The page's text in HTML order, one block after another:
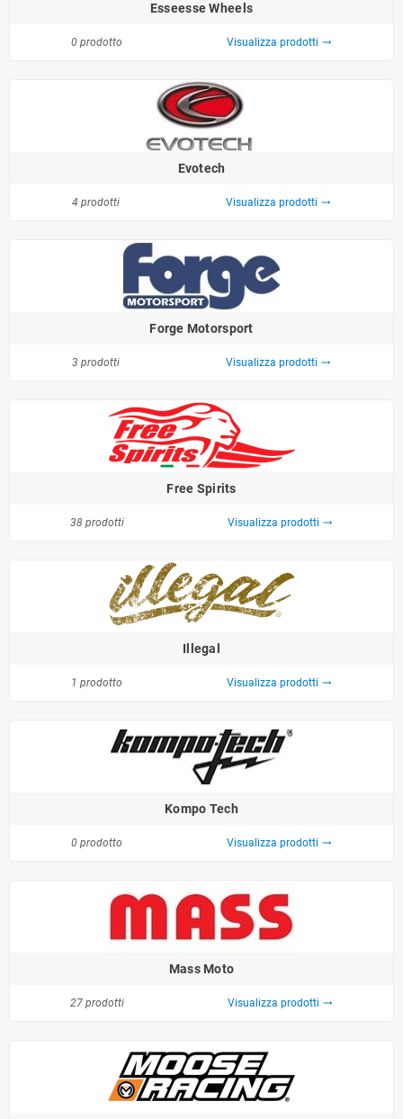
Esseesse Wheels
0 prodotto Visualizza prodotti trending_flat
Evotech
4 prodotti Visualizza prodotti trending_flat
Forge Motorsport
3 prodotti Visualizza prodotti trending_flat
Free Spirits
38 prodotti Visualizza prodotti trending_flat
Illegal
1 prodotto Visualizza prodotti trending_flat
Kompo Tech
0 prodotto Visualizza prodotti trending_flat
Mass Moto
27 prodotti Visualizza prodotti trending_flat